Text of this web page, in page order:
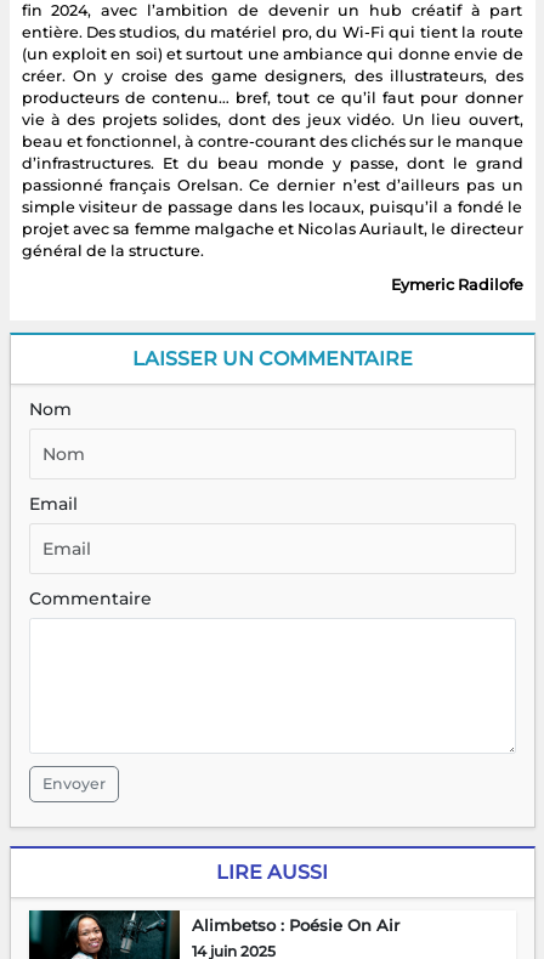
fin 2024, avec l’ambition de devenir un hub créatif à part
entière. Des studios, du matériel pro, du Wi-Fi qui tient la route
(un exploit en soi) et surtout une ambiance qui donne envie de
créer. On y croise des game designers, des illustrateurs, des
producteurs de contenu… bref, tout ce qu’il faut pour donner
vie à des projets solides, dont des jeux vidéo. Un lieu ouvert,
beau et fonctionnel, à contre-courant des clichés sur le manque
d’infrastructures. Et du beau monde y passe, dont le grand
passionné français Orelsan. Ce dernier n’est d’ailleurs pas un
simple visiteur de passage dans les locaux, puisqu’il a fondé le
projet avec sa femme malgache et Nicolas Auriault, le directeur
général de la structure.
Eymeric Radilofe
LAISSER UN COMMENTAIRE
Nom
Email
Commentaire
Envoyer
LIRE AUSSI
Alimbetso : Poésie On Air
14 juin 2025